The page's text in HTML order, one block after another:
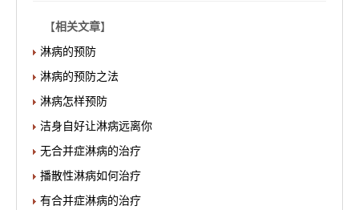
【相关文章】
淋病的预防
淋病的预防之法
淋病怎样预防
洁身自好让淋病远离你
无合并症淋病的治疗
播散性淋病如何治疗
有合并症淋病的治疗